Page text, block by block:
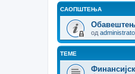
САОПШТЕЊА
од
ТЕМЕ